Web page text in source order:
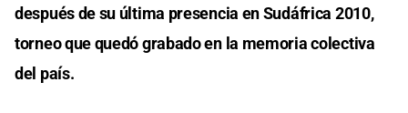
después de su última presencia en Sudáfrica 2010,
torneo que quedó grabado en la memoria colectiva
del país.